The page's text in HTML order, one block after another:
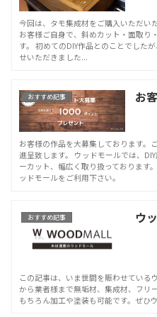
今回は、タモ集成材をご購入いただい
お客様ご自身で、斜めカット・面取り
す。 初めてのDIY作品とのことでした
せいただきました...
おすすめ記事 お
お客様の作品を大募集しております。
進呈致します。 ウッドモールでは、
ーカット、幅広く取り扱っております
ッドモールをご利用下さい。
おすすめ記事 ウ
この記事は、いま世間を賑わせている
から業者様まで無垢材、集成材、フリ
もちろん加工や塗装も可能です。ぜひ